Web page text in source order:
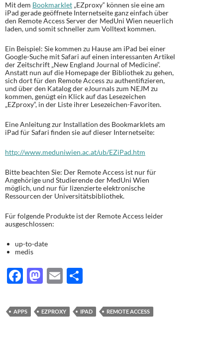
Mit dem Bookmarklet „EZproxy“ können sie eine am
iPad gerade geöffnete Internetseite ganz einfach über
den Remote Access Server der MedUni Wien neuerlich
laden, und somit schneller zum Volltext kommen.
Ein Beispiel: Sie kommen zu Hause am iPad bei einer
Google-Suche mit Safari auf einen interessanten Artikel
der Zeitschrift „New England Journal of Medicine“.
Anstatt nun auf die Homepage der Bibliothek zu gehen,
sich dort für den Remote Access zu authentifizieren,
und über den Katalog der eJournals zum NEJM zu
kommen, genügt ein Klick auf das Lesezeichen
„EZproxy“, in der Liste ihrer Lesezeichen-Favoriten.
Eine Anleitung zur Installation des Bookmarklets am
iPad für Safari finden sie auf dieser Internetseite:
http://www.meduniwien.ac.at/ub/EZiPad.htm
Bitte beachten Sie: Der Remote Access ist nur für
Angehörige und Studierende der MedUni Wien
möglich, und nur für lizenzierte elektronische
Ressourcen der Universitätsbibliothek.
Für folgende Produkte ist der Remote Access leider
ausgeschlossen:
up-to-date
medis
F
e
M
to
E
ail le
APPS EZPROXY IPAD REMOTE ACCESS